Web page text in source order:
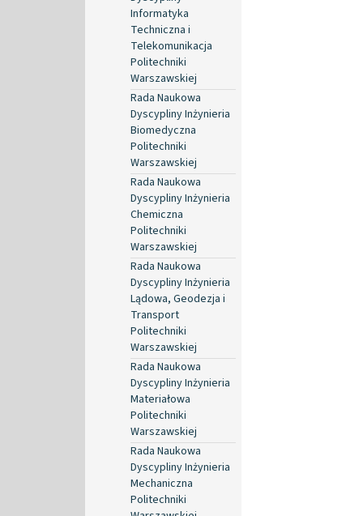
Informatyka
Techniczna i
Telekomunikacja
Politechniki
Warszawskiej
Rada Naukowa
Dyscypliny Inżynieria
Biomedyczna
Politechniki
Warszawskiej
Rada Naukowa
Dyscypliny Inżynieria
Chemiczna
Politechniki
Warszawskiej
Rada Naukowa
Dyscypliny Inżynieria
Lądowa, Geodezja i
Transport
Politechniki
Warszawskiej
Rada Naukowa
Dyscypliny Inżynieria
Materiałowa
Politechniki
Warszawskiej
Rada Naukowa
Dyscypliny Inżynieria
Mechaniczna
Politechniki